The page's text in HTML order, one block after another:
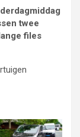
twee
files